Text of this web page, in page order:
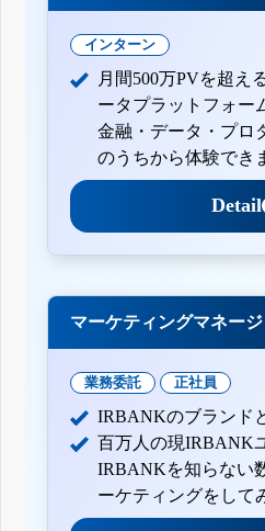
インターン
月間500万PVを超え
ータプラットフォー
金融・データ・プロ
のうちから体験でき
Detail
マーケティングマネー
業務委託 正社員
IRBANKのブランド
百万人の現IRBANK
IRBANKを知らない
ーケティングをして